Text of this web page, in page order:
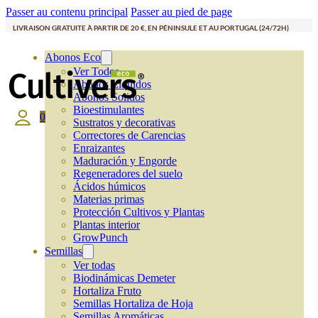
Passer au contenu principal Passer au pied de page
LIVRAISON GRATUITE À PARTIR DE 20 €, EN PÉNINSULE ET AU PORTUGAL (24/72H)
Abonos Eco
Ver Todos
Abonos Líquidos
Abonos Solidos
Bioestimulantes
Sustratos y decorativas
Correctores de Carencias
Enraizantes
Maduración y Engorde
Regeneradores del suelo
Ácidos húmicos
Materias primas
Protección Cultivos y Plantas
Plantas interior
GrowPunch
Semillas
Ver todas
Biodinámicas Demeter
Hortaliza Fruto
Semillas Hortaliza de Hoja
0